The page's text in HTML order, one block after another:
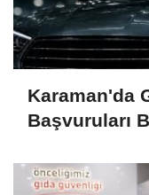
Karaman'da
Başvuruları